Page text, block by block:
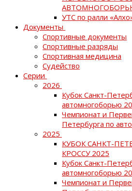
УТС по ралли
Документы
Спортивные документы
Спортивные разряды
Спортивная медицина
Судейство
Серии
2026
Кубок Санкт-
автомногоборью
Чемпионат и
Петербурга по
2025
КУБОК САНКТ-
КРОССУ 2025
Кубок Санкт-
автомногоборью
Чемпионат и